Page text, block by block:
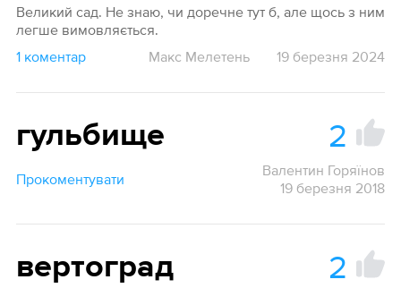
Великий сад. Не знаю, чи доречне тут б, але щось з ним
легше вимовляється.
1 коментар
Макс Мелетень 19 березня 2024
гульбище 2
Прокоментувати
Валентин Горяїнов
19 березня 2018
вертоград 2